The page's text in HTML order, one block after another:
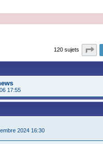
120 sujets
17:55
2024 16:30